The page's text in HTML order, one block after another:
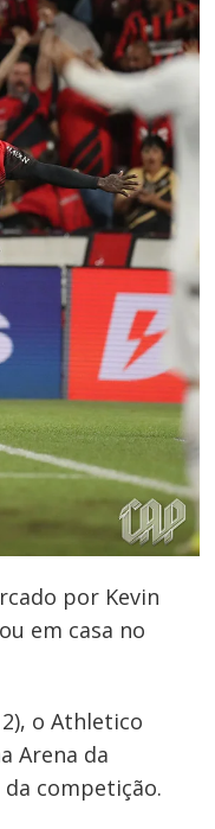
por Kevin
em casa no
o Athletico
Arena da
competição.